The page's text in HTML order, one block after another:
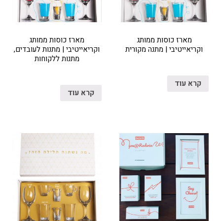
מארז כוסות ממותג
וקריאייטיבי | מתנה מקורית
קרא עוד
מארז כוסות ממותג
וקריאייטיבי | מתנות לעובדים,
מתנות ללקוחות
קרא עוד